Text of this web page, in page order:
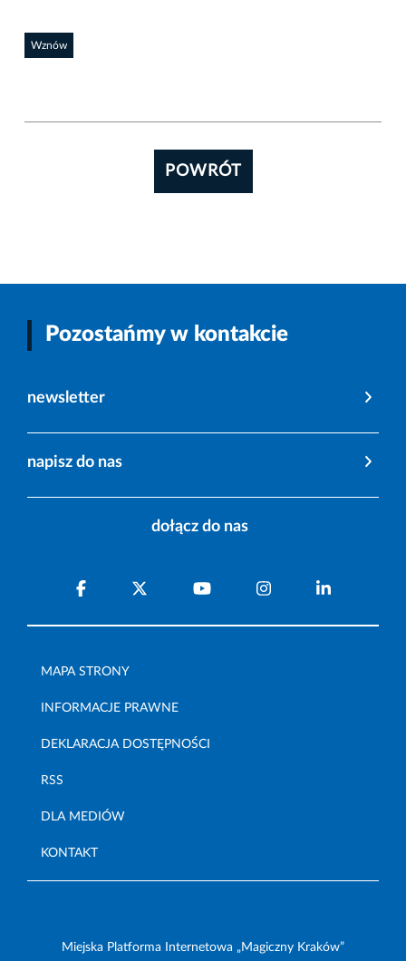
Wznów
POWRÓT
Pozostańmy w kontakcie
newsletter
napisz do nas
dołącz do nas
MAPA STRONY
INFORMACJE PRAWNE
DEKLARACJA DOSTĘPNOŚCI
RSS
DLA MEDIÓW
KONTAKT
Miejska Platforma Internetowa „Magiczny Kraków”